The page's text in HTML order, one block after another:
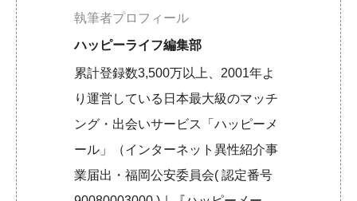
執筆者プロフィール
ハッピーライフ編集部
累計登録数3,500万以上、2001年よ
り運営している日本最大級のマッチ
ング・出会いサービス「ハッピーメ
ール」（インターネット異性紹介事
業届出・福岡公安委員会( 認定番号